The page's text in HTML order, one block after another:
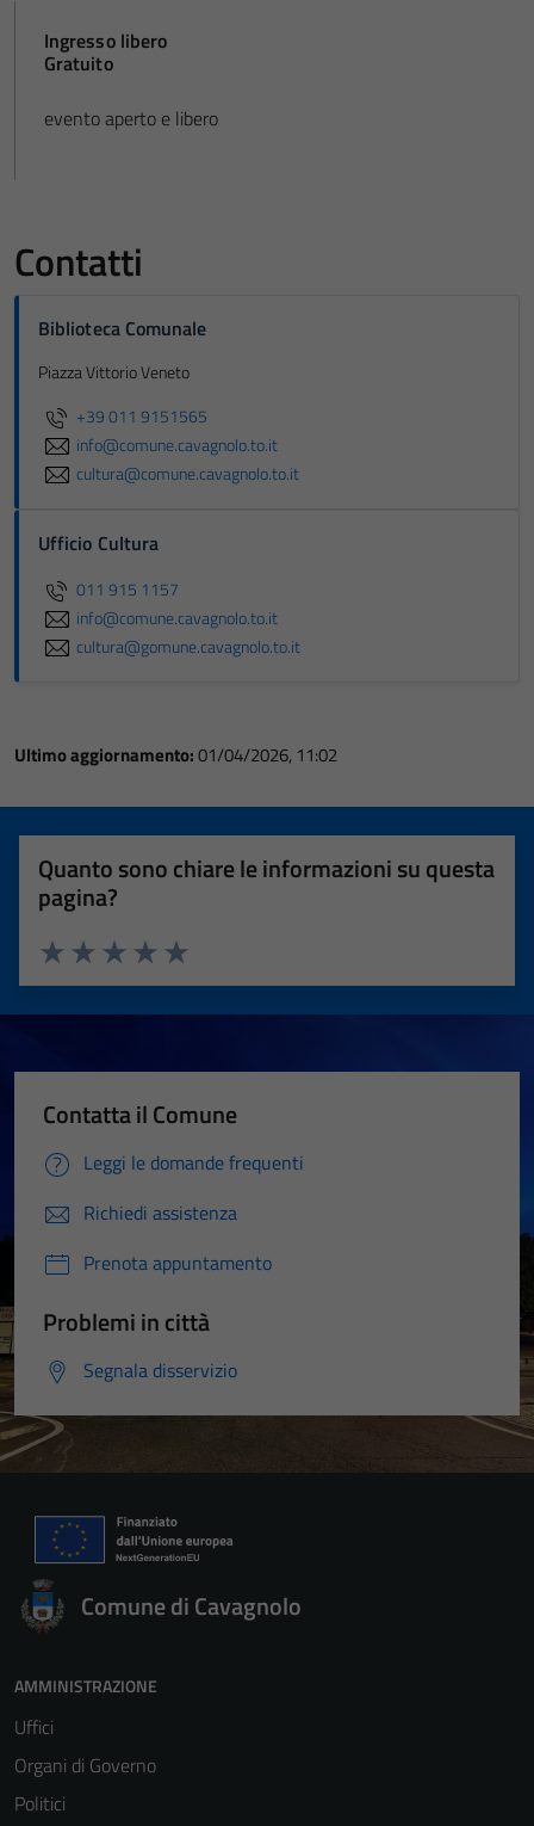
Ingresso libero
Gratuito
evento aperto e libero
Contatti
Biblioteca Comunale
Piazza Vittorio Veneto
+39 011 9151565
info@comune.cavagnolo.to.it
cultura@comune.cavagnolo.to.it
Ufficio Cultura
011 915 1157
info@comune.cavagnolo.to.it
cultura@gomune.cavagnolo.to.it
Ultimo aggiornamento:01/04/2026, 11:02
Quanto sono chiare le informazioni su questa
pagina?
Valuta 5 stelle su 5
Valuta 4 stelle su 5
Valuta 3 stelle su 5
Valuta 2 stelle su 5
Valuta 1 stelle su 5
Contatta il Comune
Leggi le domande frequenti
Richiedi assistenza
Prenota appuntamento
Problemi in città
Segnala disservizio
Comune di Cavagnolo
AMMINISTRAZIONE
Uffici
Organi di Governo
Politici